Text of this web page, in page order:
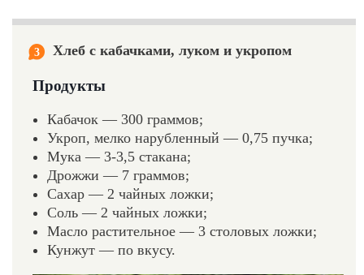
3 Хлеб с кабачками, луком и укропом
Продукты
Кабачок — 300 граммов;
Укроп, мелко нарубленный — 0,75 пучка;
Мука — 3-3,5 стакана;
Дрожжи — 7 граммов;
Сахар — 2 чайных ложки;
Соль — 2 чайных ложки;
Масло растительное — 3 столовых ложки;
Кунжут — по вкусу.